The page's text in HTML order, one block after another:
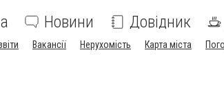
Новини Довідник
Вакансії Нерухомість Карта міста